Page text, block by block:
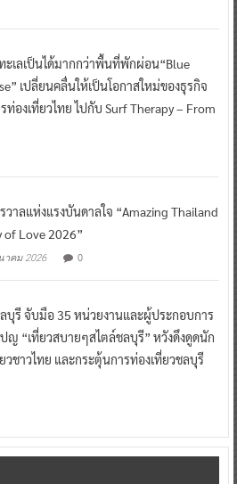
ะเลเป็นได้มากกว่าพื้นที่พักผ่อน“Blue
เปลี่ยนคลื่นให้เป็นโอกาสใหม่ของธุรกิจ
ท่องเที่ยวไทย ไปกับ Surf Therapy – From
วาลแห่งแรงบันดาลใจ “Amazing Thailand
of Love 2026”
าคม 2026 0
บุรี จับมือ 35 หน่วยงานและผู้ประกอบการ
ญ “เที่ยวสบายๆสไตล์ชลบุรี” หวังดึงดูดนัก
วชาวไทย และกระตุ้นการท่องเที่ยวชลบุรี